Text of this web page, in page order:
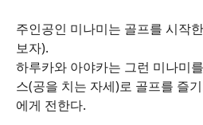
주인공인 미나미는 골프를 시작
보자).
하루카와 아야카는 그런 미나미
스(공을 치는 자세)로 골프를 즐
에게 전한다.